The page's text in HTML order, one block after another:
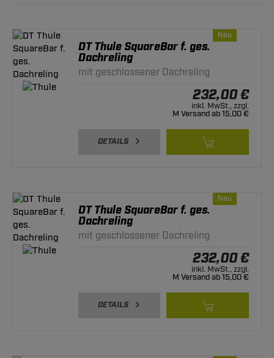
Neu
DT Thule SquareBar f. ges.
Dachreling
mit geschlossener Dachreling
232,00 €
inkl. MwSt., zzgl.
M Versand ab 15,00 €
DETAILS
Neu
DT Thule SquareBar f. ges.
Dachreling
mit geschlossener Dachreling
232,00 €
inkl. MwSt., zzgl.
M Versand ab 15,00 €
DETAILS